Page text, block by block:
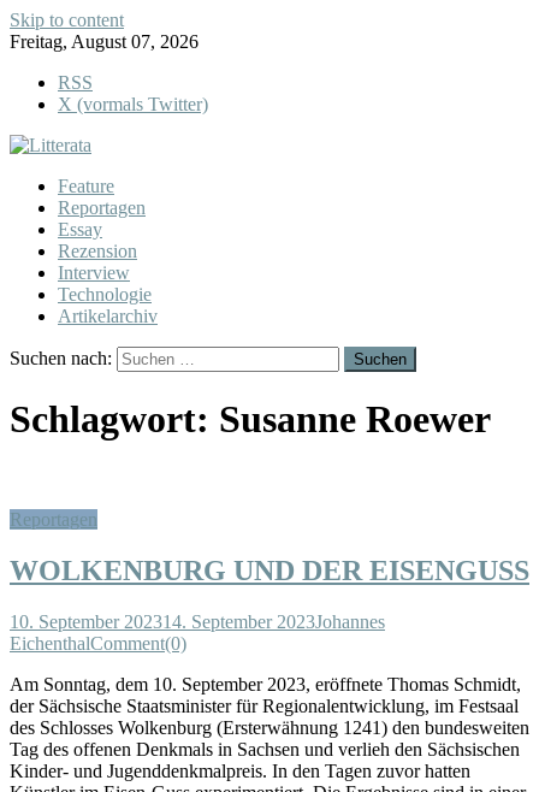
Skip to content
Freitag, August 07, 2026
RSS
X (vormals Twitter)
Feature
Reportagen
Essay
Rezension
Interview
Technologie
Artikelarchiv
Suchen nach:
Schlagwort: Susanne Roewer
Reportagen
WOLKENBURG UND DER EISENGUSS
10. September 202314. September 2023Johannes
EichenthalComment(0)
Am Sonntag, dem 10. September 2023, eröffnete Thomas Schmidt,
der Sächsische Staatsminister für Regionalentwicklung, im Festsaal
des Schlosses Wolkenburg (Ersterwähnung 1241) den bundesweiten
Tag des offenen Denkmals in Sachsen und verlieh den Sächsischen
Kinder- und Jugenddenkmalpreis. In den Tagen zuvor hatten